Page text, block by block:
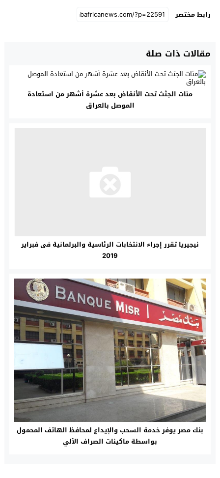
رابط مختصر
مقالات ذات صلة
مئات الجثث تحت الأنقاض بعد عشرة أشهر من استعادة
الموصل بالعراق
نيجيريا تقرر إجراء الانتخابات الرئاسية والبرلمانية فى فبراير
2019
بنك مصر يوفر خدمة السحب والإيداع لمحافظ الهاتف المحمول
بواسطة ماكينات الصراف الآلي